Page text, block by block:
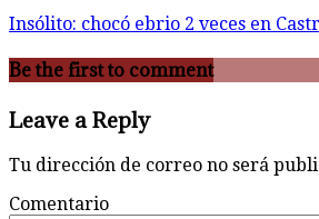
Insólito: chocó ebrio 2 veces en
Be the first to comment
Leave a Reply
Tu dirección de correo no será
Comentario